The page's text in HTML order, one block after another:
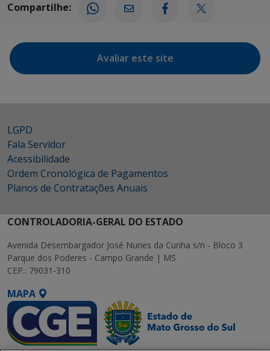
Compartilhe:
Avaliar este site
LGPD
Fala Servidor
Acessibilidade
Ordem Cronológica de Pagamentos
Planos de Contratações Anuais
CONTROLADORIA-GERAL DO ESTADO
Avenida Desembargador José Nunes da Cunha s/n - Bloco 3
Parque dos Poderes - Campo Grande | MS
CEP.: 79031-310
MAPA